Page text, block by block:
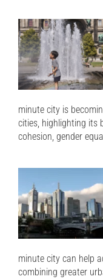
minute city is
cities, highlighting its
cohesion, gender
minute city can help
combining greater